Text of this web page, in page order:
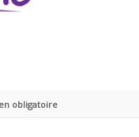
obligatoire